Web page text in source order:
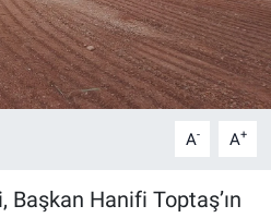
A- A+
Hanifi Toptaş’ın